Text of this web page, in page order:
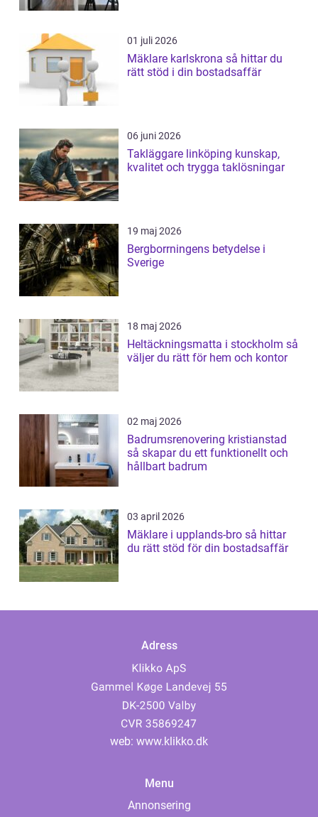
01 juli 2026
Mäklare karlskrona så hittar du
rätt stöd i din bostadsaffär
06 juni 2026
Takläggare linköping kunskap,
kvalitet och trygga taklösningar
19 maj 2026
Bergborrningens betydelse i
Sverige
18 maj 2026
Heltäckningsmatta i stockholm så
väljer du rätt för hem och kontor
02 maj 2026
Badrumsrenovering kristianstad
så skapar du ett funktionellt och
hållbart badrum
03 april 2026
Mäklare i upplands-bro så hittar
du rätt stöd för din bostadsaffär
Adress
web: www.klikko.dk
Menu
Annonsering